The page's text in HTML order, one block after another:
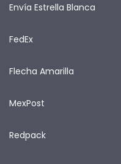
Envía Estrella Blanca
FedEx
Flecha Amarilla
MexPost
Redpack